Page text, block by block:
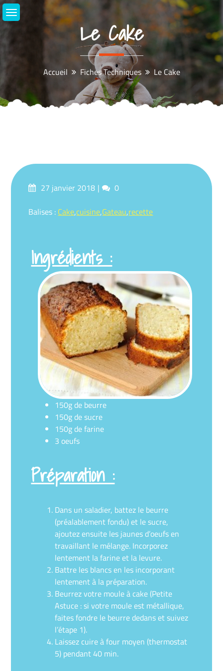
Aller
au
contenu
Le Cake
Accueil Fiches Techniques Le Cake
Posté27 janvier 2018 commentaires
0
Tagué
Balises : Cake,cuisine,Gateau,recette
Ingrédients :
150g de beurre
150g de sucre
150g de farine
3 oeufs
Préparation :
Dans un saladier, battez le beurre
(préalablement fondu) et le sucre,
ajoutez ensuite les jaunes d’oeufs en
travaillant le mélange. Incorporez
lentement la farine et la levure.
Battre les blancs en les incorporant
lentement à la préparation.
Beurrez votre moule à cake (Petite
Astuce : si votre moule est métallique,
faites fondre le beurre dedans et suivez
l’étape 1).
Laissez cuire à four moyen (thermostat
5) pendant 40 min.